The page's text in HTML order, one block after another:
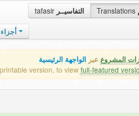
tafasir التفاسيــر Translations
المشروع عبر الواجهة الرئيسية
version, to view full-featured